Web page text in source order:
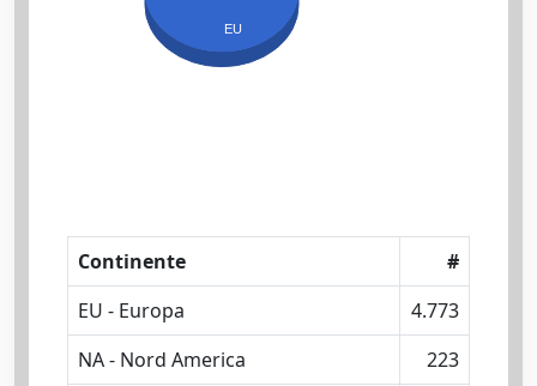
EU
Continente
#
EU - Europa
4.773
NA - Nord America
223